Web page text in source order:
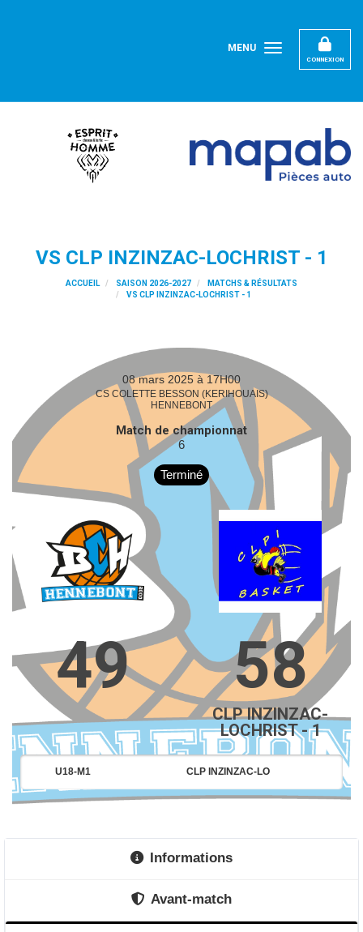
CONNEXION
MENU
VS CLP INZINZAC-LOCHRIST - 1
ACCUEIL SAISON 2026-2027
MATCHS & RÉSULTATS
VS CLP INZINZAC-LOCHRIST - 1
08 mars 2025 à 17H00
CS COLETTE BESSON (KERIHOUAIS)
HENNEBONT
Match de championnat
6
Terminé
49 58
CLP INZINZAC-
LOCHRIST - 1
U18-M1 CLP INZINZAC-LO
Informations
Avant-match